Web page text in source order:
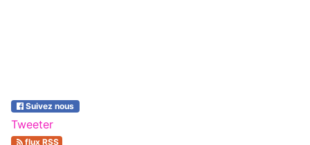
Suivez nous
Tweeter
flux RSS